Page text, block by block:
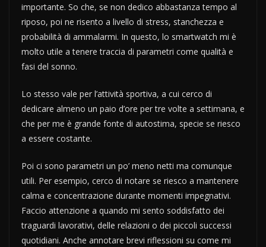
importante. So che, se non dedico abbastanza tempo al
riposo, poi ne risento a livello di stress, stanchezza e
probabilità di ammalarmi. In questo, lo smartwatch mi è
molto utile a tenere traccia di parametri come qualità e
fasi del sonno.
Lo stesso vale per l’attività sportiva, a cui cerco di
dedicare almeno un paio d’ore per tre volte a settimana, e
che per me è grande fonte di autostima, specie se riesco
a essere costante.
Poi ci sono parametri un po’ meno netti ma comunque
utili. Per esempio, cerco di notare se riesco a mantenere
calma e concentrazione durante momenti impegnativi.
Faccio attenzione a quando mi sento soddisfatto dei
traguardi lavorativi, delle relazioni o dei piccoli successi
quotidiani. Anche annotare brevi riflessioni su come mi